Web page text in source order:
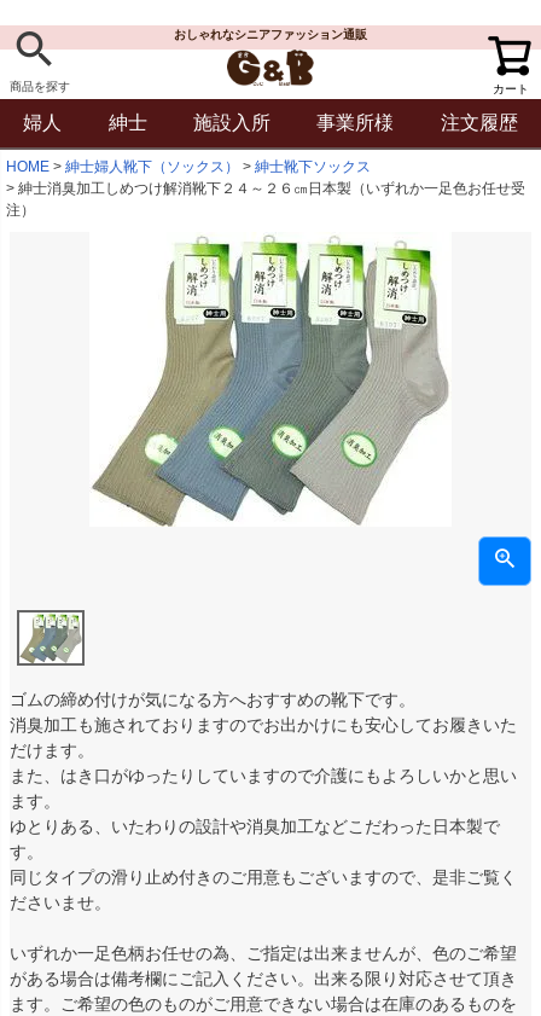
商品を探す
おしゃれなシニアファッション通販
カート
婦人 紳士 施設入所 事業所様 注文履歴
HOME 紳士婦人靴下（ソックス）
紳士靴下ソックス
紳士消臭加工しめつけ解消靴下２４～２６㎝日本製（いずれか一足色お任せ受
注）
ゴムの締め付けが気になる方へおすすめの靴下です。
消臭加工も施されておりますのでお出かけにも安心してお履きいた
だけます。
また、はき口がゆったりしていますので介護にもよろしいかと思い
ます。
ゆとりある、いたわりの設計や消臭加工などこだわった日本製で
す。
同じタイプの滑り止め付きのご用意もございますので、是非ご覧く
ださいませ。
いずれか一足色柄お任せの為、ご指定は出来ませんが、色のご希望
がある場合は備考欄にご記入ください。出来る限り対応させて頂き
ます。ご希望の色のものがご用意できない場合は在庫のあるものを